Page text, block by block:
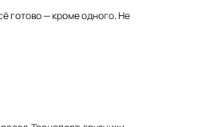
готово — кроме одного. Не